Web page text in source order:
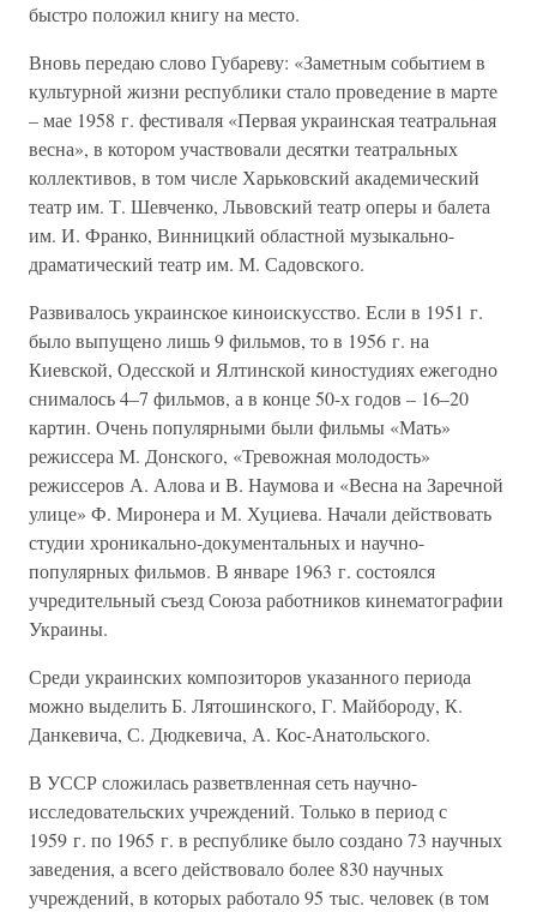
быстро положил книгу на место.
Вновь передаю слово Губареву: «Заметным событием в
культурной жизни республики стало проведение в марте
– мае 1958 г. фестиваля «Первая украинская театральная
весна», в котором участвовали десятки театральных
коллективов, в том числе Харьковский академический
театр им. Т. Шевченко, Львовский театр оперы и балета
им. И. Франко, Винницкий областной музыкально-
драматический театр им. М. Садовского.
Развивалось украинское киноискусство. Если в 1951 г.
было выпущено лишь 9 фильмов, то в 1956 г. на
Киевской, Одесской и Ялтинской киностудиях ежегодно
снималось 4–7 фильмов, а в конце 50-х годов – 16–20
картин. Очень популярными были фильмы «Мать»
режиссера М. Донского, «Тревожная молодость»
режиссеров А. Алова и В. Наумова и «Весна на Заречной
улице» Ф. Миронера и М. Хуциева. Начали действовать
студии хроникально-документальных и научно-
популярных фильмов. В январе 1963 г. состоялся
учредительный съезд Союза работников кинематографии
Украины.
Среди украинских композиторов указанного периода
можно выделить Б. Лятошинского, Г. Майбороду, К.
Данкевича, С. Дюдкевича, А. Кос-Анатольского.
В УССР сложилась разветвленная сеть научно-
исследовательских учреждений. Только в период с
1959 г. по 1965 г. в республике было создано 73 научных
заведения, а всего действовало более 830 научных
учреждений, в которых работало 95 тыс. человек (в том